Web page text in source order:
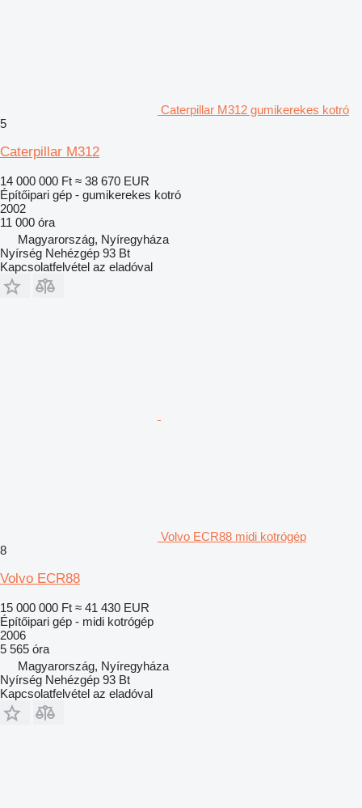
Caterpillar M312 gumikerekes kotró
5
Caterpillar M312
14 000 000 Ft ≈ 38 670 EUR
Építőipari gép - gumikerekes kotró
2002
11 000 óra
Magyarország, Nyíregyháza
Nyírség Nehézgép 93 Bt
Kapcsolatfelvétel az eladóval
Volvo ECR88 midi kotrógép
8
Volvo ECR88
15 000 000 Ft ≈ 41 430 EUR
Építőipari gép - midi kotrógép
2006
5 565 óra
Magyarország, Nyíregyháza
Nyírség Nehézgép 93 Bt
Kapcsolatfelvétel az eladóval